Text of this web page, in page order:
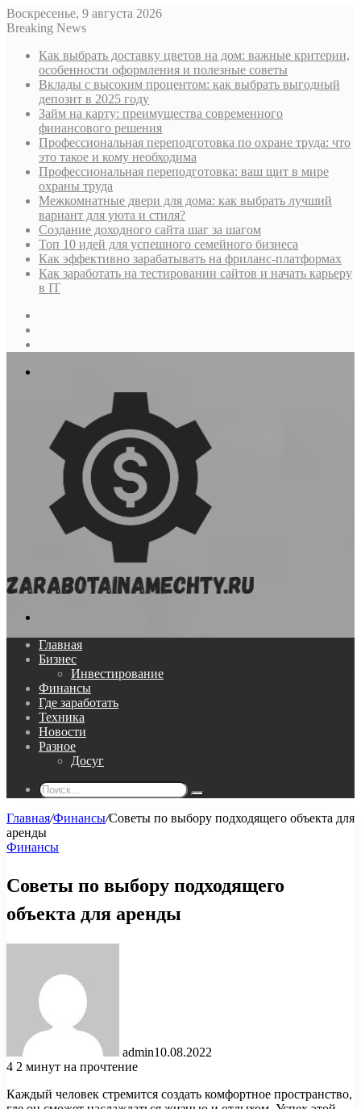
Воскресенье, 9 августа 2026
Breaking News
Как выбрать доставку цветов на дом: важные критерии,
особенности оформления и полезные советы
Вклады с высоким процентом: как выбрать выгодный
депозит в 2025 году
Займ на карту: преимущества современного
финансового решения
Профессиональная переподготовка по охране труда: что
это такое и кому необходима
Профессиональная переподготовка: ваш щит в мире
охраны труда
Межкомнатные двери для дома: как выбрать лучший
вариант для уюта и стиля?
Создание доходного сайта шаг за шагом
Топ 10 идей для успешного семейного бизнеса
Как эффективно зарабатывать на фриланс-платформах
Как заработать на тестировании сайтов и начать карьеру
в IT
Главная
Бизнес
Инвестирование
Финансы
Где заработать
Техника
Новости
Разное
Досуг
Поиск...
Главная/Финансы/Советы по выбору подходящего объекта для
аренды
Финансы
Советы по выбору подходящего
объекта для аренды
admin10.08.2022
4 2 минут на прочтение
Каждый человек стремится создать комфортное пространство,